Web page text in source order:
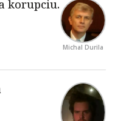
Michal Durila